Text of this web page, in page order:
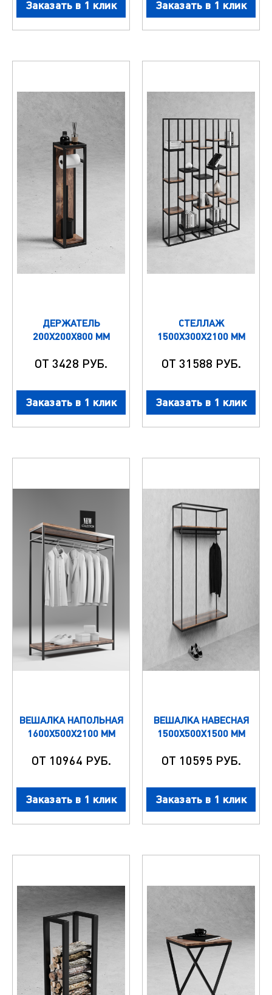
Заказать в 1 клик Заказать в 1 клик
ДЕРЖАТЕЛЬ
200Х200Х800 ММ
ОТ 3428 РУБ.
Заказать в 1 клик
СТЕЛЛАЖ
1500Х300Х2100 ММ
ОТ 31588 РУБ.
Заказать в 1 клик
ВЕШАЛКА НАПОЛЬНАЯ
1600Х500Х2100 ММ
ОТ 10964 РУБ.
Заказать в 1 клик
ВЕШАЛКА НАВЕСНАЯ
1500Х500Х1500 ММ
ОТ 10595 РУБ.
Заказать в 1 клик